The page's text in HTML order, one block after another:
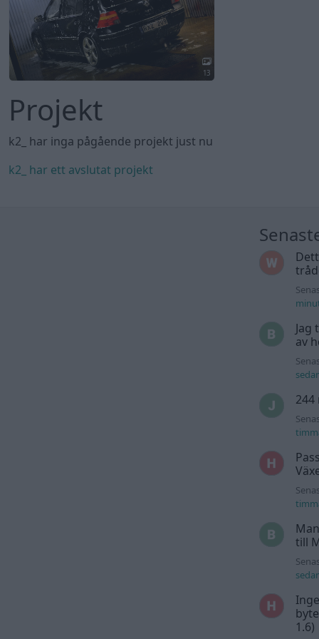
13
Projekt
k2_ har inga pågående projekt just nu
k2_ har ett avslutat projekt
Jag
av
till
1.6)